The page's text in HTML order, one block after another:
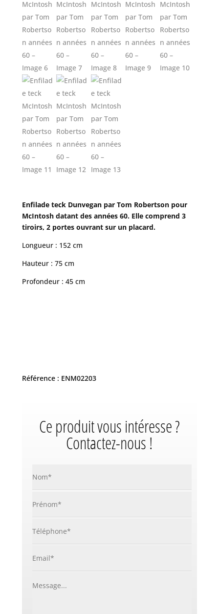
Enfilade teck Dunvegan par Tom Robertson pour
McIntosh datant des années 60. Elle comprend 3
tiroirs, 2 portes ouvrant sur un placard.
Longueur : 152 cm
Hauteur : 75 cm
Profondeur : 45 cm
Référence : ENM02203
Ce produit vous intéresse ?
Contactez-nous !